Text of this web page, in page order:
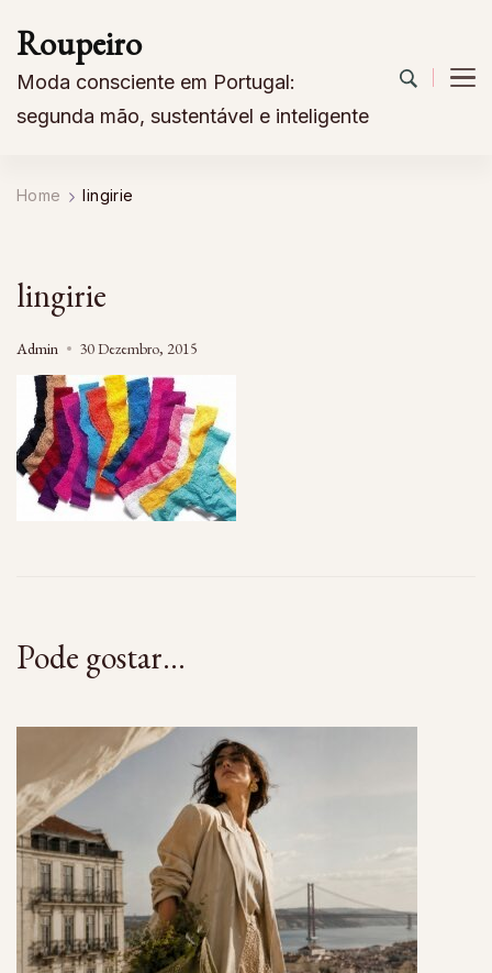
Roupeiro
Moda consciente em Portugal:
segunda mão, sustentável e inteligente
Home lingirie
lingirie
Admin 30 Dezembro, 2015
Pode gostar...